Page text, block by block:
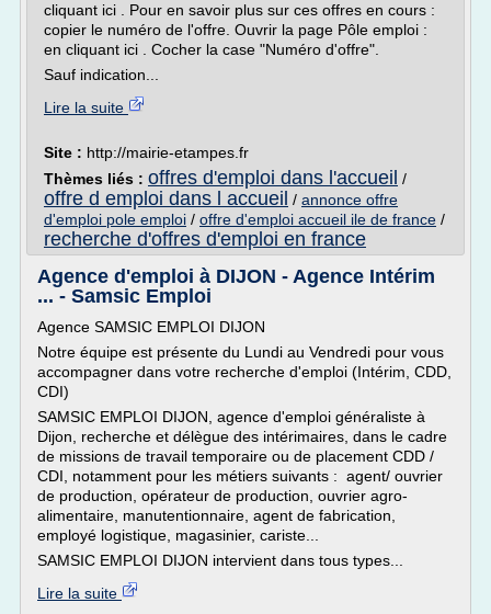
cliquant ici . Pour en savoir plus sur ces offres en cours :
copier le numéro de l'offre. Ouvrir la page Pôle emploi :
en cliquant ici . Cocher la case "Numéro d'offre".
Sauf indication...
Lire la suite
Site : http://mairie-etampes.fr
Thèmes liés : offres d'emploi dans l'accueil /
offre d emploi dans l accueil / annonce offre
d'emploi pole emploi / offre d'emploi accueil ile de france /
recherche d'offres d'emploi en france
Agence d'emploi à DIJON - Agence Intérim
... - Samsic Emploi
Agence SAMSIC EMPLOI DIJON
Notre équipe est présente du Lundi au Vendredi pour vous
accompagner dans votre recherche d'emploi (Intérim, CDD,
CDI)
SAMSIC EMPLOI DIJON, agence d'emploi généraliste à
Dijon, recherche et délègue des intérimaires, dans le cadre
de missions de travail temporaire ou de placement CDD /
CDI, notamment pour les métiers suivants : agent/ ouvrier
de production, opérateur de production, ouvrier agro-
alimentaire, manutentionnaire, agent de fabrication,
employé logistique, magasinier, cariste...
SAMSIC EMPLOI DIJON intervient dans tous types...
Lire la suite